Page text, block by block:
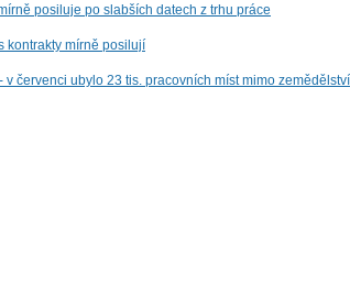
posiluje po slabších datech z trhu práce
kontrakty mírně posilují
v červenci ubylo 23 tis. pracovních míst mimo zemědělství